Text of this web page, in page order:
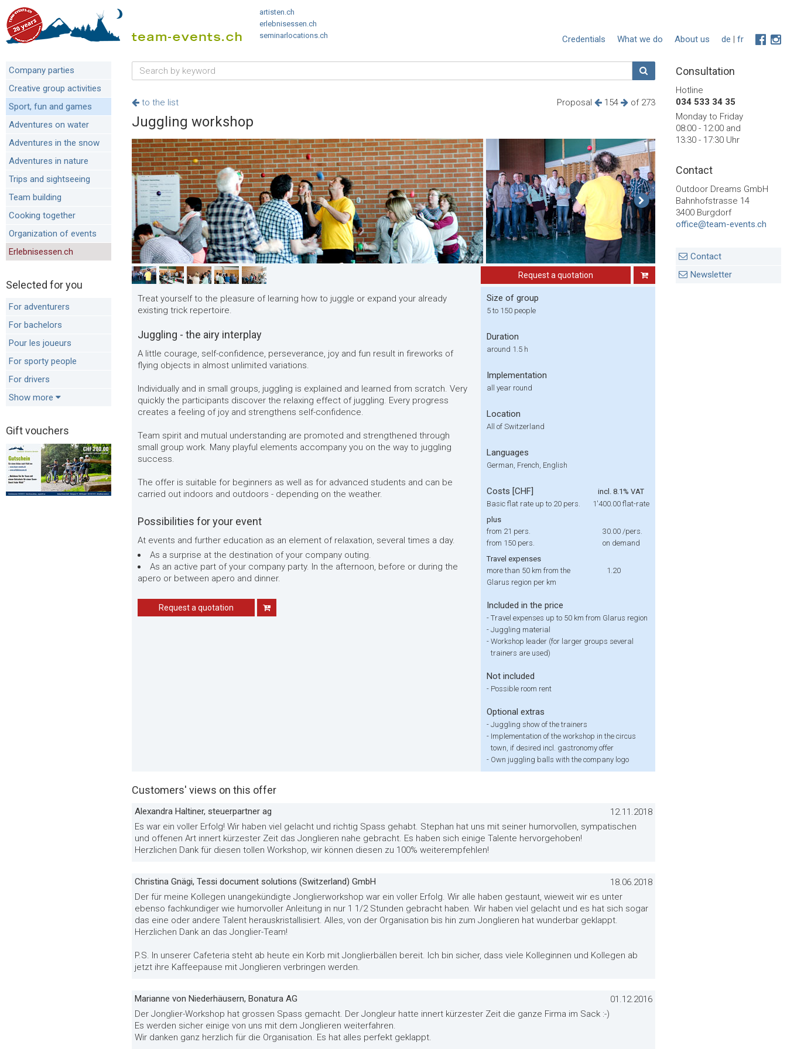
artisten.ch
erlebnisessen.ch
seminarlocations.ch
de | fr
About us
What we do
Credentials
Company parties
Creative group activities
Sport, fun and games
Adventures on water
Adventures in the snow
Adventures in nature
Trips and sightseeing
Team building
Cooking together
Organization of events
Erlebnisessen.ch
Selected for you
For adventurers
For bachelors
Pour les joueurs
For sporty people
For drivers
Show more
Gift vouchers
Proposal 154 of 273
to the list
Juggling workshop
Request a quotation
Treat yourself to the pleasure of learning how to juggle or expand your already
existing trick repertoire.
Juggling - the airy interplay
A little courage, self-confidence, perseverance, joy and fun result in fireworks of
flying objects in almost unlimited variations.
Individually and in small groups, juggling is explained and learned from scratch. Very
quickly the participants discover the relaxing effect of juggling. Every progress
creates a feeling of joy and strengthens self-confidence.
Team spirit and mutual understanding are promoted and strengthened through
small group work. Many playful elements accompany you on the way to juggling
success.
The offer is suitable for beginners as well as for advanced students and can be
carried out indoors and outdoors - depending on the weather.
Possibilities for your event
At events and further education as an element of relaxation, several times a day.
As a surprise at the destination of your company outing.
As an active part of your company party. In the afternoon, before or during the
apero or between apero and dinner.
Request a quotation
Size of group
5 to 150 people
Duration
around 1.5 h
Implementation
all year round
Location
All of Switzerland
Languages
German, French, English
Costs [CHF]
incl. 8.1% VAT
Basic flat rate up to 20 pers.
1'400.00 flat-rate
plus
from 21 pers.
30.00 /pers.
from 150 pers.
on demand
Travel expenses
more than 50 km from the
Glarus region per km
1.20
Included in the price
- Travel expenses up to 50 km from Glarus region
- Juggling material
- Workshop leader (for larger groups several
trainers are used)
Not included
- Possible room rent
Optional extras
- Juggling show of the trainers
- Implementation of the workshop in the circus
town, if desired incl. gastronomy offer
- Own juggling balls with the company logo
Customers' views on this offer
Alexandra Haltiner, steuerpartner ag
12.11.2018
Es war ein voller Erfolg! Wir haben viel gelacht und richtig Spass gehabt. Stephan hat uns mit seiner humorvollen, sympatischen
und offenen Art innert kürzester Zeit das Jonglieren nahe gebracht. Es haben sich einige Talente hervorgehoben!
Herzlichen Dank für diesen tollen Workshop, wir können diesen zu 100% weiterempfehlen!
Christina Gnägi, Tessi document solutions (Switzerland) GmbH
18.06.2018
Der für meine Kollegen unangekündigte Jonglierworkshop war ein voller Erfolg. Wir alle haben gestaunt, wieweit wir es unter
ebenso fachkundiger wie humorvoller Anleitung in nur 1 1/2 Stunden gebracht haben. Wir haben viel gelacht und es hat sich sogar
das eine oder andere Talent herauskristallisiert. Alles, von der Organisation bis hin zum Jonglieren hat wunderbar geklappt.
Herzlichen Dank an das Jonglier-Team!
P.S. In unserer Cafeteria steht ab heute ein Korb mit Jonglierbällen bereit. Ich bin sicher, dass viele Kolleginnen und Kollegen ab
jetzt ihre Kaffeepause mit Jonglieren verbringen werden.
Marianne von Niederhäusern, Bonatura AG
01.12.2016
Der Jonglier-Workshop hat grossen Spass gemacht. Der Jongleur hatte innert kürzester Zeit die ganze Firma im Sack :-)
Es werden sicher einige von uns mit dem Jonglieren weiterfahren.
Wir danken ganz herzlich für die Organisation. Es hat alles perfekt geklappt.
Consultation
Hotline
034 533 34 35
Monday to Friday
08:00 - 12:00 and
13:30 - 17:30 Uhr
Contact
Outdoor Dreams GmbH
Bahnhofstrasse 14
3400 Burgdorf
office@team-events.ch
Contact
Newsletter